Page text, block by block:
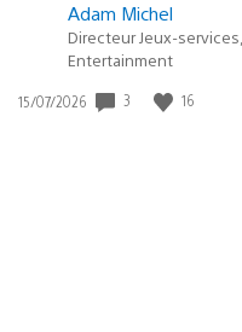
Adam Michel
Directeur Jeux-
Entertainment
Date
15/07/2026 3 16